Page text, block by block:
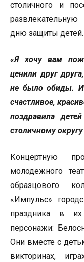
столичного и
дню защиты детей.
«Я хочу вам
ценили друг
не было обиды. И
счастливое,
поздравила
столичному
Концертную
молодежного
образцового
«Импульс»
праздника в их
персонажи:
Они вместе с
викторинах,